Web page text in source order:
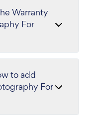
Warranty
For
to add
For